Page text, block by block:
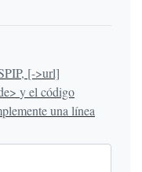
[->url]
una línea